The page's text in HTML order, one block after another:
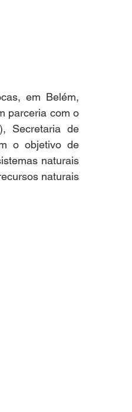
em Belém,
parceria com o
Secretaria de
o objetivo de
naturais
naturais